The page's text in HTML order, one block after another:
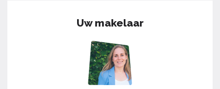
Uw makelaar